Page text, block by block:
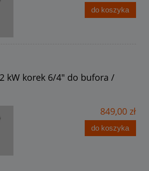
do koszyka
kW korek 6/4" do bufora /
849,00 zł
do koszyka